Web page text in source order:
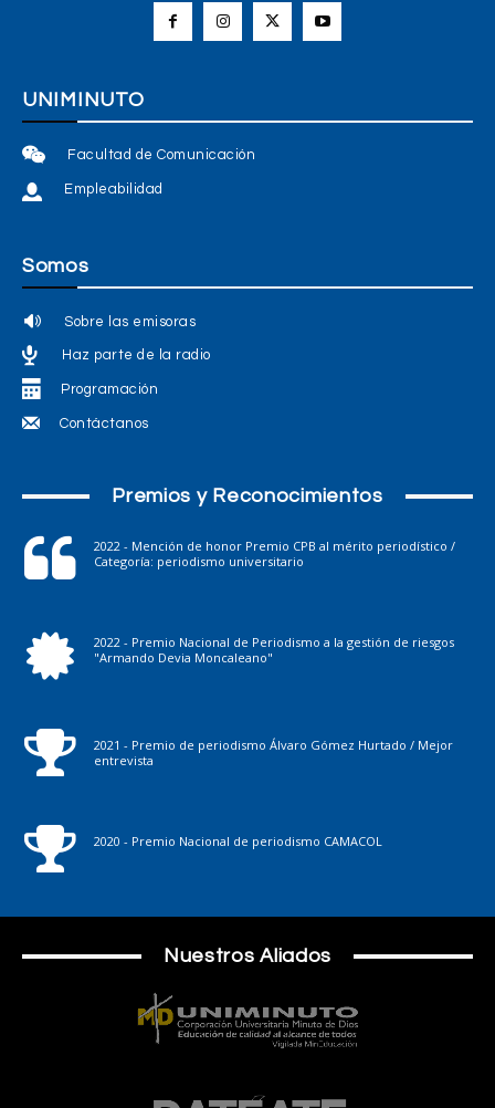
UNIMINUTO
Facultad de Comunicación
Empleabilidad
Somos
Sobre las emisoras
Haz parte de la radio
Programación
Contáctanos
Premios y Reconocimientos
2022 - Mención de honor Premio CPB al mérito periodístico /
Categoría: periodismo universitario
2022 - Premio Nacional de Periodismo a la gestión de riesgos
"Armando Devia Moncaleano"
2021 - Premio de periodismo Álvaro Gómez Hurtado / Mejor
entrevista
2020 - Premio Nacional de periodismo CAMACOL
Nuestros Aliados